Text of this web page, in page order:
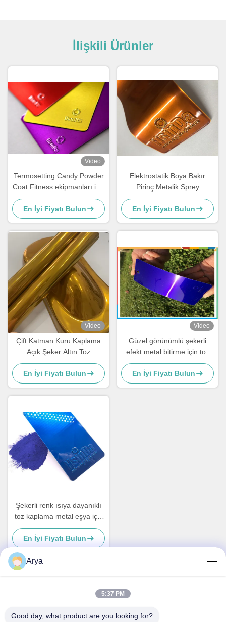
İlişkili Ürünler
Video
Termosetting Candy Powder
Coat Fitness ekipmanları için
yüksek parlak ayna parlaklığı
En İyi Fiyatı Bulun
Elektrostatik Boya Bakır
Pirinç Metalik Sprey
Kaplama Polyester Toz Boya
Şeffaf
En İyi Fiyatı Bulun
Video
Çift Katman Kuru Kaplama
Açık Şeker Altın Toz
Kaplama Hava Duruma
Dayanıklı Yüksek Şeffaflık
En İyi Fiyatı Bulun
Video
Güzel görünümlü şekerli
efekt metal bitirme için toz
kaplama
En İyi Fiyatı Bulun
Şekerli renk ısıya dayanıklı
toz kaplama metal eşya için
toz boya
En İyi Fiyatı Bulun
Adres
Arya
5:37 PM
Good day, what product are you looking for?